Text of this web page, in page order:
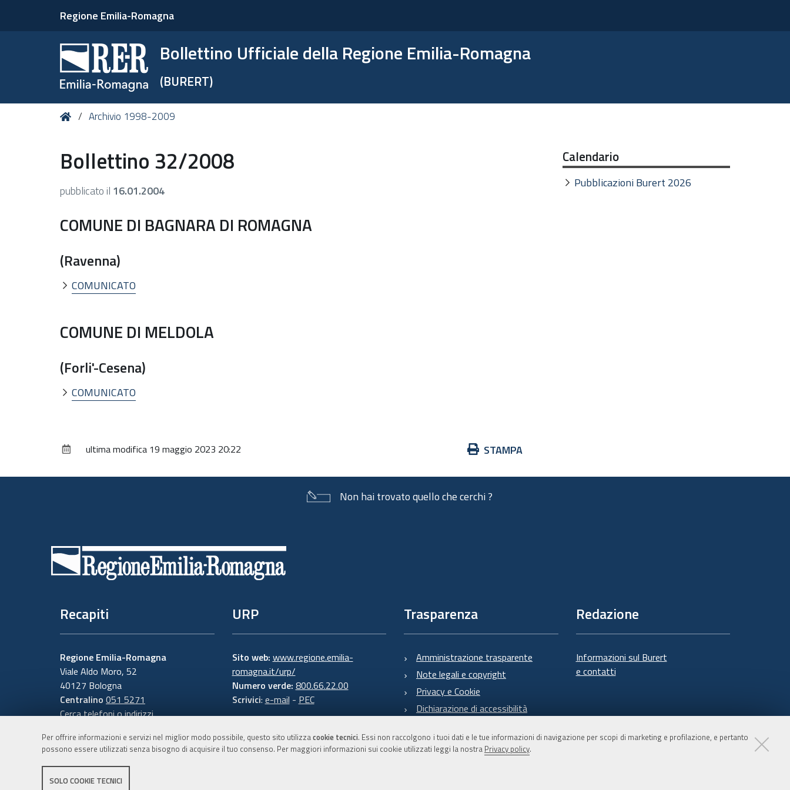
Per offrire informazioni e servizi nel miglior modo possibile, questo sito utilizzacookie tecnici. Essi non raccolgono i tuoi dati e le tue informazioni di navigazione per scopi di marketing e profilazione, e pertanto
possono essere utilizzati senza bisogno di acquisire il tuo consenso. Per maggiori informazioni sui cookie utilizzati leggi la nostra Privacy policy.
SOLO COOKIE TECNICI
Regione Emilia-Romagna
Bollettino Ufficiale della Regione Emilia-Romagna
(BURERT)
Tu HomeArchivio 1998-2009
Bollettino 32/2008
pubblicato il 16.01.2004
COMUNE DI BAGNARA DI ROMAGNA
(Ravenna)
COMUNICATO
COMUNE DI MELDOLA
(Forli'-Cesena)
COMUNICATO
Azioni
documento
STAMPA
ultima modifica 19 maggio 2023 20:22
Calendario
Pubblicazioni Burert 2026
Non hai trovato quello che cerchi ?
Recapiti
Regione Emilia-Romagna
Viale Aldo Moro, 52
40127 Bologna
Centralino 051 5271
Cerca telefoni o indirizzi
URP
Sito web: www.regione.emilia-
romagna.it/urp/
Numero verde: 800.66.22.00
Scrivici: e-mail - PEC
Trasparenza
Amministrazione trasparente
Note legali e copyright
Privacy e Cookie
Dichiarazione di accessibilità
Redazione
Informazioni sul Burert
e contatti